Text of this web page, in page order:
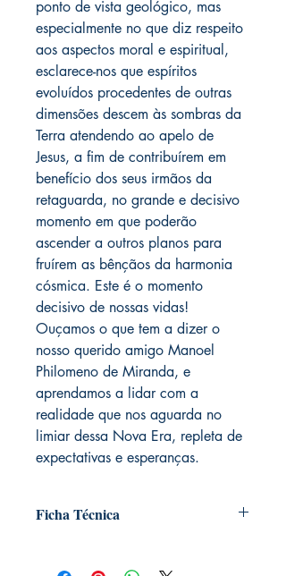
ponto de vista geológico, mas
especialmente no que diz respeito
aos aspectos moral e espiritual,
esclarece-nos que espíritos
evoluídos procedentes de outras
dimensões descem às sombras da
Terra atendendo ao apelo de
Jesus, a fim de contribuírem em
benefício dos seus irmãos da
retaguarda, no grande e decisivo
momento em que poderão
ascender a outros planos para
fruírem as bênçãos da harmonia
cósmica. Este é o momento
decisivo de nossas vidas!
Ouçamos o que tem a dizer o
nosso querido amigo Manoel
Philomeno de Miranda, e
aprendamos a lidar com a
realidade que nos aguarda no
limiar dessa Nova Era, repleta de
expectativas e esperanças.
Ficha Técnica
Ditado por: Manoel Philomeno de